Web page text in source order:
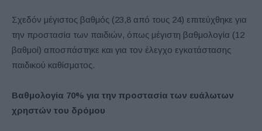
Σχεδόν μέγιστος βαθμός (23,8 από τους 24) επιτεύχθηκε για
την προστασία των παιδιών, όπως μέγιστη βαθμολογία (12
βαθμοί) αποσπάστηκε και για τον έλεγχο εγκατάστασης
παιδικού καθίσματος.
Βαθμολογία 70% για την προστασία των ευάλωτων
χρηστών του δρόμου